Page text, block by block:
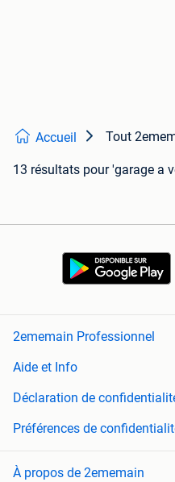
Accueil Tout
13 résultats pour 'garage a
2ememain Professionnel
Aide et Info
Déclaration de
Préférences de
À propos de 2ememain